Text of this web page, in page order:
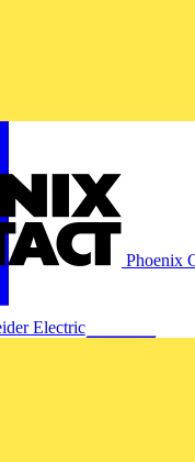
Phoenix
Electric